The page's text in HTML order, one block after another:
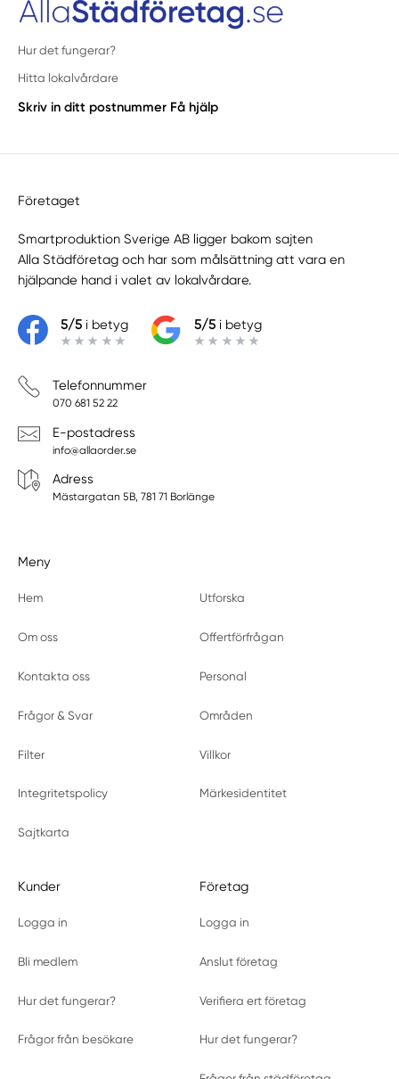
Hur det fungerar?
Hitta lokalvårdare
Skriv in ditt postnummer Få hjälp
Företaget
Smartproduktion Sverige AB ligger bakom sajten
Alla Städföretag och har som målsättning att vara en
hjälpande hand i valet av lokalvårdare.
5/5i betyg 5/5i betyg
Telefonnummer
070 681 52 22
E-postadress
info@allaorder.se
Adress
Mästargatan 5B, 781 71 Borlänge
Meny
Hem Utforska
Om oss Offertförfrågan
Kontakta oss Personal
Frågor & Svar Områden
Filter Villkor
Integritetspolicy Märkesidentitet
Sajtkarta
Kunder
Logga in
Bli medlem
Hur det fungerar?
Frågor från besökare
Företag
Logga in
Anslut företag
Verifiera ert företag
Hur det fungerar?